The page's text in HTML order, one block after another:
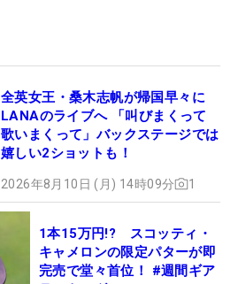
全英女王・桑木志帆が帰国早々に
LANAのライブへ 「叫びまくって
歌いまくって」バックステージでは
嬉しい2ショットも！
2026年8月10日 (月) 14時09分 1
1本15万円!? スコッティ・
キャメロンの限定パターが即
完売で堂々首位！ #週間ギア